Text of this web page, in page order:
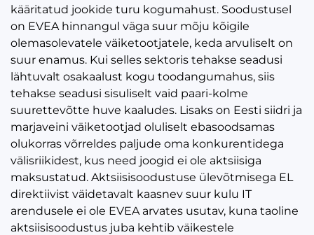
kääritatud jookide turu kogumahust. Soodustusel
on EVEA hinnangul väga suur mõju kõigile
olemasolevatele väiketootjatele, keda arvuliselt on
suur enamus. Kui selles sektoris tehakse seadusi
lähtuvalt osakaalust kogu toodangumahus, siis
tehakse seadusi sisuliselt vaid paari-kolme
suurettevõtte huve kaaludes. Lisaks on Eesti siidri ja
marjaveini väiketootjad oluliselt ebasoodsamas
olukorras võrreldes paljude oma konkurentidega
välisriikidest, kus need joogid ei ole aktsiisiga
maksustatud. Aktsiisisoodustuse ülevõtmisega EL
direktiivist väidetavalt kaasnev suur kulu IT
arendusele ei ole EVEA arvates usutav, kuna taoline
aktsiisisoodustus juba kehtib väikestele